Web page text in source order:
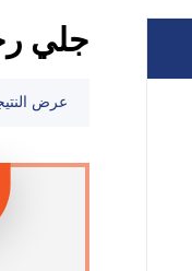
جلي
عرض